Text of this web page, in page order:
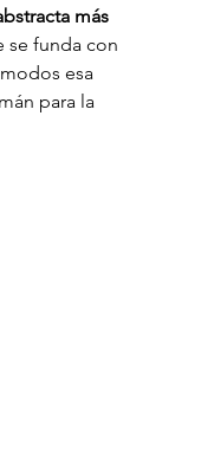
más
se funda con
esa
para la